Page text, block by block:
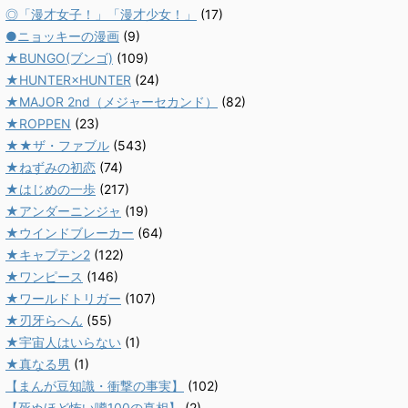
◎「漫才女子！」「漫才少女！」
(17)
●ニョッキーの漫画 (9)
★BUNGO(ブンゴ) (109)
★HUNTER×HUNTER (24)
★MAJOR 2nd（メジャーセカンド）
(82)
★ROPPEN (23)
★★ザ・ファブル (543)
★ねずみの初恋 (74)
★はじめの一歩 (217)
★アンダーニンジャ (19)
★ウインドブレーカー (64)
★キャプテン2 (122)
★ワンピース (146)
★ワールドトリガー (107)
★刃牙らへん (55)
★宇宙人はいらない (1)
★真なる男 (1)
【まんが豆知識・衝撃の事実】
(102)